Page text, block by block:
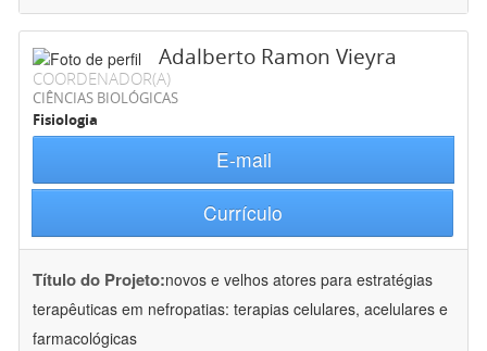
Adalberto Ramon Vieyra
COORDENADOR(A)
CIÊNCIAS BIOLÓGICAS
Fisiologia
E-mail
Currículo
Título do Projeto:novos e velhos atores para estratégias
terapêuticas em nefropatias: terapias celulares, acelulares e
farmacológicas